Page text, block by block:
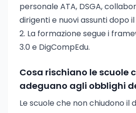
personale ATA, DSGA,
dirigenti e nuovi assunti dopo il
2. La formazione segue i
3.0 e DigCompEdu.
Cosa rischiano le scuole
adeguano agli obblighi
Le scuole che non chiudono il